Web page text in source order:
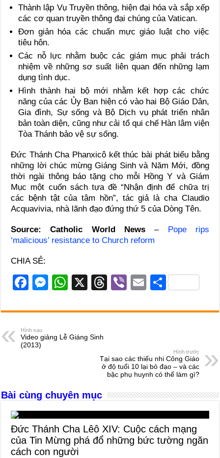
Thành lập Vụ Truyền thông, hiện đại hóa và sắp xếp
các cơ quan truyền thông đại chúng của Vatican.
Đơn giản hóa các chuẩn mực giáo luật cho việc
tiêu hôn.
Các nỗ lực nhằm buộc các giám mục phải trách
nhiệm về những sơ suất liên quan đến những lạm
dụng tình dục.
Hình thành hai bộ mới nhằm kết hợp các chức
năng của các Ủy Ban hiện có vào hai Bộ Giáo Dân,
Gia đình, Sự sống và Bộ Dịch vụ phát triển nhân
bản toàn diện, cũng như cải tổ qui chế Hàn lâm viện
Tòa Thánh bảo vệ sự sống.
Đức Thánh Cha Phanxicô kết thúc bài phát biểu bằng
những lời chúc mừng Giáng Sinh và Năm Mới, đồng
thời ngài thông báo tặng cho mỗi Hồng Y và Giám
Mục một cuốn sách tựa đề “Nhận định để chữa trị
các bệnh tật của tâm hồn”, tác giả là cha Claudio
Acquavivia, nhà lãnh đạo đứng thứ 5 của Dòng Tên.
Source: Catholic World News – Pope rips
‘malicious’ resistance to Church reform
CHIA SẺ:
F
c
e
b
k
M
ss
n
W
at
A
X
T
e
s
Vi
er
E
ail
S
ar
Hình sau
Video giảng Lễ Giáng Sinh
(2013)
Hình trước
Tại sao các thiếu nhi Công Giáo
ở độ tuổi 10 lại bỏ đạo – và các
bậc phụ huynh có thể làm gì?
Bài cùng chuyên mục
Đức Thánh Cha Lêô XIV: Cuộc cách mạng
của Tin Mừng phá đổ những bức tường ngăn
cách con người